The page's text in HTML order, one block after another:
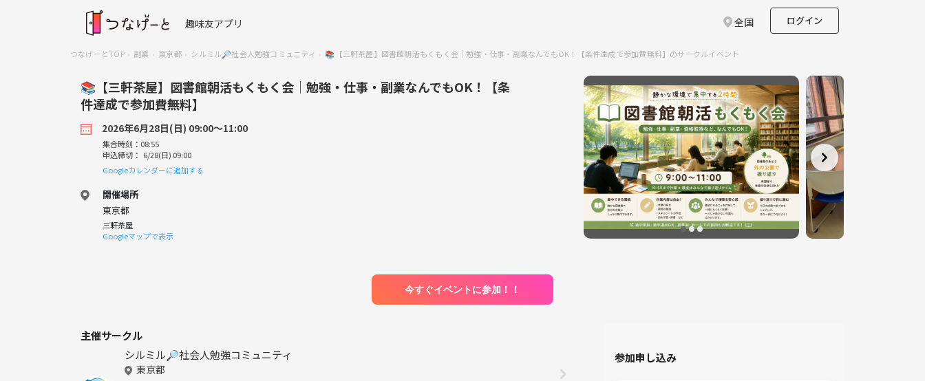
趣味友アプリ 全国 ログイン
つなげーとTOP 副業 東京都 シルミル🔎社会人勉強コミュニティ 📚【三軒茶屋】図書館朝活もくもく会｜勉強・仕事・副業なんでもOK！【条件達成で参加費無料】のサークルイベント
📚【三軒茶屋】図書館朝活もくもく会｜勉強・仕事・副業なんでもOK！【条
件達成で参加費無料】
2026年6月28日(日) 09:00〜11:00
集合時刻：08:55
申込締切： 6/28(日) 09:00
Googleカレンダーに追加する
開催場所
東京都
三軒茶屋
Googleマップで表示
今すぐイベントに参加！！
主催サークル
シルミル🔎社会人勉強コミュニティ
東京都
参加申し込み